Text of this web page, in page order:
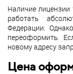
Наличие лицензии
работать
Федерации.
переоформить.
новому адресу
Цена